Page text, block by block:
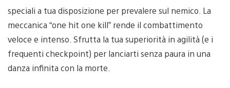
speciali a tua disposizione per prevalere sul nemico. La
meccanica “one hit one kill” rende il combattimento
veloce e intenso. Sfrutta la tua superiorità in agilità (e i
frequenti checkpoint) per lanciarti senza paura in una
danza infinita con la morte.